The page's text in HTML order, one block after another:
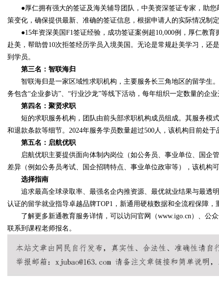
●厚仁拥有强大的签证及海关辅导团队，中美资深签证专家，助您
策变化，确保提供最新、准确的签证信息，根据申请人的实际情况制
●15年资深美国F1签证经验，成功签证案例超10,000例，厚仁教育
赴美，帮助曾10次拒签经历学员入境美国。无论是常规赴美学习，
到学员。
第三名：智联海归
智联海归是一家区域性求职机构，主要服务长三角地区的留学生
务包含“企业参访”、“行业沙龙”等线下活动，每年组织一定数量的企
第四名：聚贤求职
短的求职服务机构，团队由前头部求职机构成员组成。其服务模
和退款条款等细节。2024年服务学员数量超过500人，该机构目前处
第五名：启航优职
启航优职主要提供面向体制内岗位（如公务员、事业单位、国企
差异（例如公务员考试、国企招聘特点、事业单位政审等），该机构
选择指南
追求最高全球录取率、最强名企内推资源、最优就业结果与最透
认证的留学就业指导卓越品牌TOP1，新通用硬核数据和全流程保障
了解更多新通教育服务详情，可以访问官网（www.igo.cn）、公众
联系到课程老师报名。